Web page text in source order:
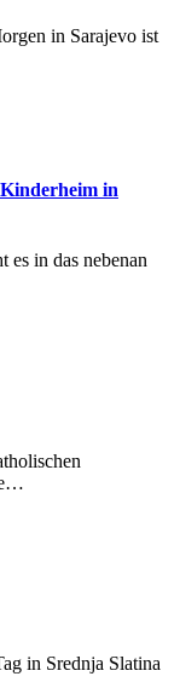
in Sarajevo ist
Kinderheim in
es in das nebenan
in Srednja Slatina